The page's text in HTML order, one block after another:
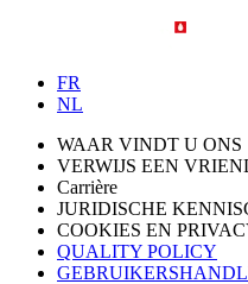
FR
NL
WAAR VINDT U ONS
VERWIJS EEN
Carrière
JURIDISCHE
COOKIES EN
QUALITY POLICY